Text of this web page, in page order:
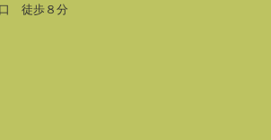
徒歩８分